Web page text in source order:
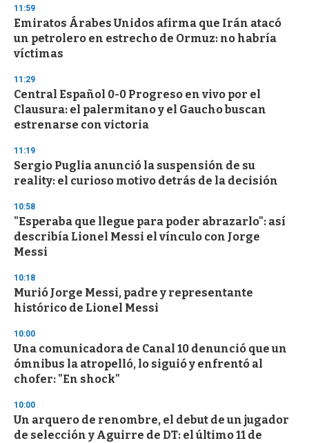
s
e
c
o
n
11:59
Emiratos Árabes Unidos afirma que Irán atacó
un petrolero en estrecho de Ormuz: no habría
víctimas
11:29
Central Español 0-0 Progreso en vivo por el
Clausura: el palermitano y el Gaucho buscan
estrenarse con victoria
11:19
Sergio Puglia anunció la suspensión de su
reality: el curioso motivo detrás de la decisión
10:58
"Esperaba que llegue para poder abrazarlo": así
describía Lionel Messi el vínculo con Jorge
Messi
10:18
Murió Jorge Messi, padre y representante
histórico de Lionel Messi
10:00
Una comunicadora de Canal 10 denunció que un
ómnibus la atropelló, lo siguió y enfrentó al
chofer: "En shock"
10:00
Un arquero de renombre, el debut de un jugador
de selección y Aguirre de DT: el último 11 de